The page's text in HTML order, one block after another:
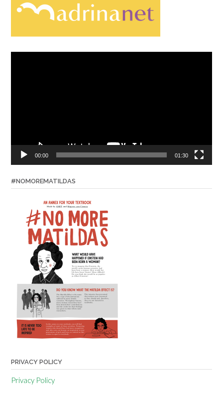
00:00 01:30
#NOMOREMATILDAS
PRIVACY POLICY
Privacy Policy